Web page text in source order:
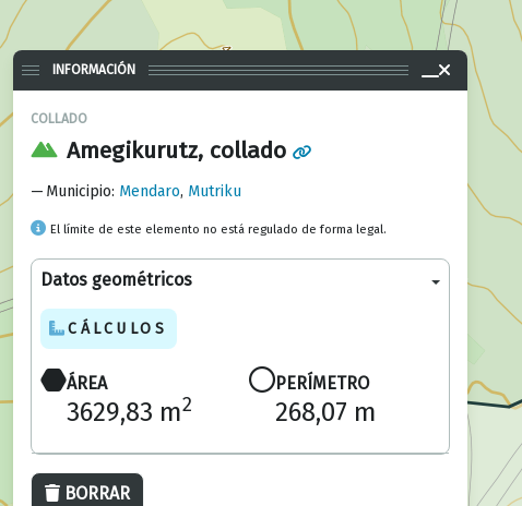
INFORMACIÓN
COLLADO
Amegikurutz, collado
Municipio: Mendaro, Mutriku
El límite de este elemento no está regulado de forma legal.
Datos geométricos
CÁLCULOS
ÁREA
3629,83 m2
PERÍMETRO
268,07 m
BORRAR